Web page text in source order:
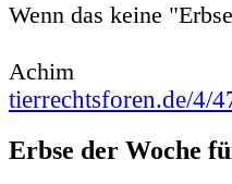
Wenn das keine
Achim
tierrechtsforen.de/4/
Erbse der Woche